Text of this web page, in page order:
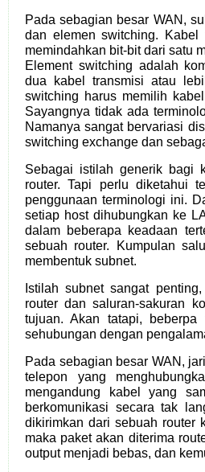
Pada sebagian besar WAN,
dan elemen switching.
memindahkan bit-bit dari satu
Element switching adalah
dua kabel transmisi atau
switching harus memilih
Sayangnya tidak ada
Namanya sangat bervariasi
switching exchange dan
Sebagai istilah generik bagi
router. Tapi perlu diketahui
penggunaan terminologi ini.
setiap host dihubungkan ke
dalam beberapa keadaan
sebuah router. Kumpulan
membentuk subnet.
Istilah subnet sangat
router dan saluran-sakuran
tujuan. Akan tatapi,
sehubungan dengan
Pada sebagian besar WAN,
telepon yang
mengandung kabel yang
berkomunikasi secara tak
dikirimkan dari sebuah router
maka paket akan diterima
output menjadi bebas, dan